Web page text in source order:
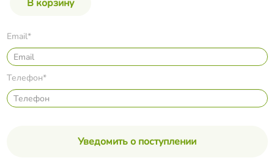
Email*
Телефон*
Уведомить о поступлении